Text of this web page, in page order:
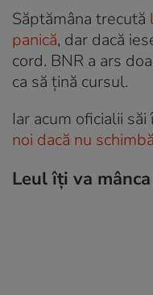
Săptămâna trecută
panică, dar dacă
cord. BNR a ars
ca să țină cursul.
Iar acum oficialii săi
noi dacă nu
Leul îți va